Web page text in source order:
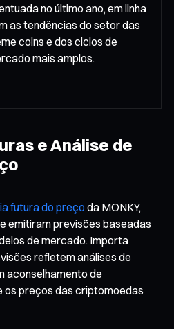
no último ano, em linha
as tendências do setor das
coins e dos ciclos de
mais amplos.
e Análise de
futura do preçoda MONKY,
emitiram previsões baseadas
de mercado. Importa
refletem análises de
aconselhamento de
os preços das criptomoedas